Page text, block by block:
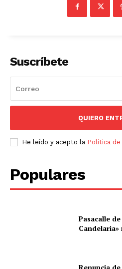
Suscríbete
QUIERO
He leído y acepto la Política de
Populares
Pasacalle
Candelaria»
Renuncia